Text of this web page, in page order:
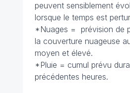
peuvent sensiblement
lorsque le temps est
*Nuages = prévision de
la couverture nuageuse
moyen et élevé.
*Pluie = cumul prévu
précédentes heures.